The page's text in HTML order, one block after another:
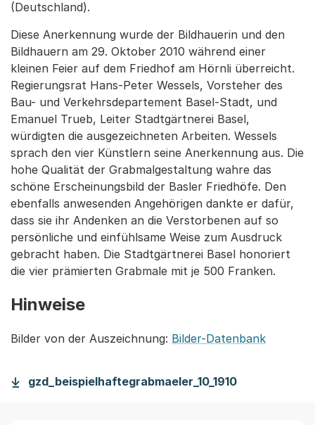
(Deutschland).
Diese Anerkennung wurde der Bildhauerin und den
Bildhauern am 29. Oktober 2010 während einer
kleinen Feier auf dem Friedhof am Hörnli überreicht.
Regierungsrat Hans-Peter Wessels, Vorsteher des
Bau- und Verkehrsdepartement Basel-Stadt, und
Emanuel Trueb, Leiter Stadtgärtnerei Basel,
würdigten die ausgezeichneten Arbeiten. Wessels
sprach den vier Künstlern seine Anerkennung aus. Die
hohe Qualität der Grabmalgestaltung wahre das
schöne Erscheinungsbild der Basler Friedhöfe. Den
ebenfalls anwesenden Angehörigen dankte er dafür,
dass sie ihr Andenken an die Verstorbenen auf so
persönliche und einfühlsame Weise zum Ausdruck
gebracht haben. Die Stadtgärtnerei Basel honoriert
die vier prämierten Grabmale mit je 500 Franken.
Hinweise
Bilder von der Auszeichnung: Bilder-Datenbank
gzd_beispielhaftegrabmaeler_10_1910